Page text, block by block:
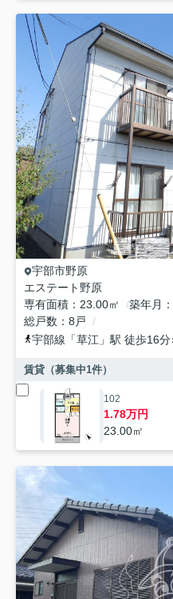
宇部市野原
エステート野原
専有面積
23.00㎡ 築年月
総戸数
8戸
宇部線 「草江 」駅 徒歩16分
賃貸（募集中1件）
102
1.78万円
23.00㎡